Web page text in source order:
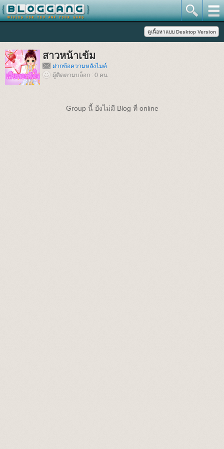
สาวหน้าเข้ม
ฝากข้อความหลังไมค์
ผู้ติดตามบล็อก : 0 คน
Group นี้ ยังไม่มี Blog ที่ online